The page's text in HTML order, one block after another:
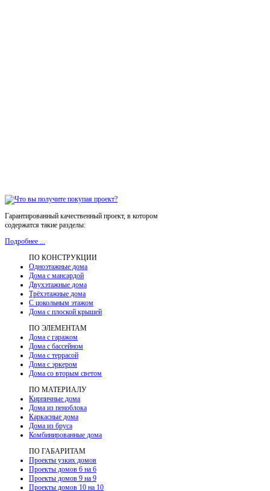
Гарантированный качественный проект, в котором
содержатся такие разделы:
Подробнее ...
ПО КОНСТРУКЦИИ
Одноэтажные дома
Дома с мансардой
Двухэтажные дома
Трёхэтажные дома
С цокольным этажом
Дома с плоской крышей
ПО ЭЛЕМЕНТАМ
Дома с гаражом
Дома с бассейном
Дома с террасой
Дома с эркером
Дома со вторым светом
ПО МАТЕРИАЛУ
Кирпичные дома
Дома из пеноблока
Каркасные дома
Дома из бруса
Комбинированные дома
ПО ГАБАРИТАМ
Проекты узких домов
Проекты домов 6 на 6
Проекты домов 9 на 9
Проекты домов 10 на 10